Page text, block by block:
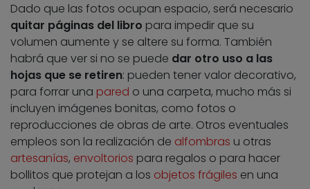
Dado que las fotos ocupan espacio, será necesario
quitar páginas del libro para impedir que su
volumen aumente y se altere su forma. También
habrá que ver si no se puede dar otro uso a las
hojas que se retiren: pueden tener valor decorativo,
para forrar una pared o una carpeta, mucho más si
incluyen imágenes bonitas, como fotos o
reproducciones de obras de arte. Otros eventuales
empleos son la realización de alfombras u otras
artesanías, envoltorios para regalos o para hacer
bollitos que protejan a los objetos frágiles en una